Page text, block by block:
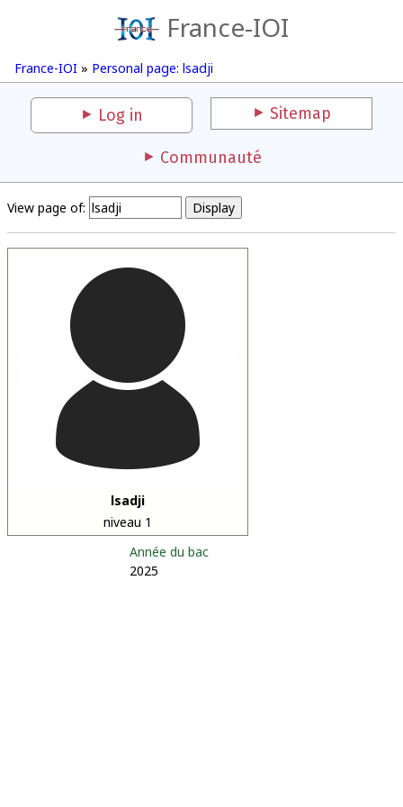
France-IOI
France-IOI » Personal page: lsadji
Log in Sitemap
Communauté
View page of:
lsadji
niveau 1
Année du bac
2025